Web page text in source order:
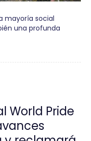
mayoría social
una profunda
World Pride